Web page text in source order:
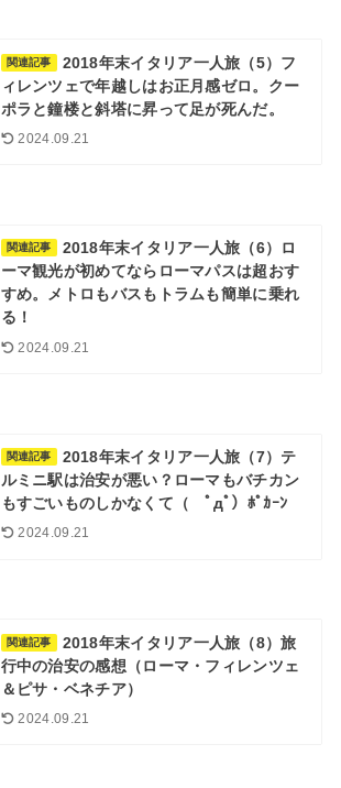
関連記事
2018年末イタリア一人旅（5）フ
ィレンツェで年越しはお正月感ゼロ。クー
ポラと鐘楼と斜塔に昇って足が死んだ。
2024.09.21
関連記事
2018年末イタリア一人旅（6）ロ
ーマ観光が初めてならローマパスは超おす
すめ。メトロもバスもトラムも簡単に乗れ
る！
2024.09.21
関連記事
2018年末イタリア一人旅（7）テ
ルミニ駅は治安が悪い？ローマもバチカン
もすごいものしかなくて（ ﾟдﾟ）ﾎﾟｶｰﾝ
2024.09.21
関連記事
2018年末イタリア一人旅（8）旅
行中の治安の感想（ローマ・フィレンツェ
＆ピサ・ベネチア）
2024.09.21